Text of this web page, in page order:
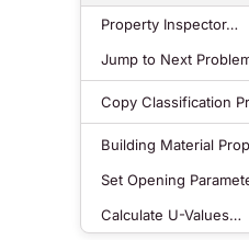
Property Inspector…
Jump to Next
Copy Classification
Building Material
Set Opening
Calculate U-Values…